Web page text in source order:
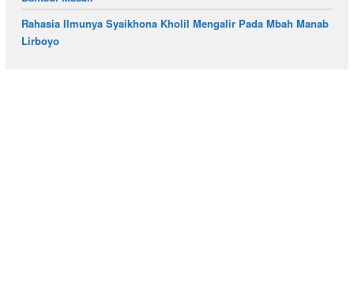
Rahasia Ilmunya Syaikhona Kholil Mengalir Pada Mbah Manab
Lirboyo